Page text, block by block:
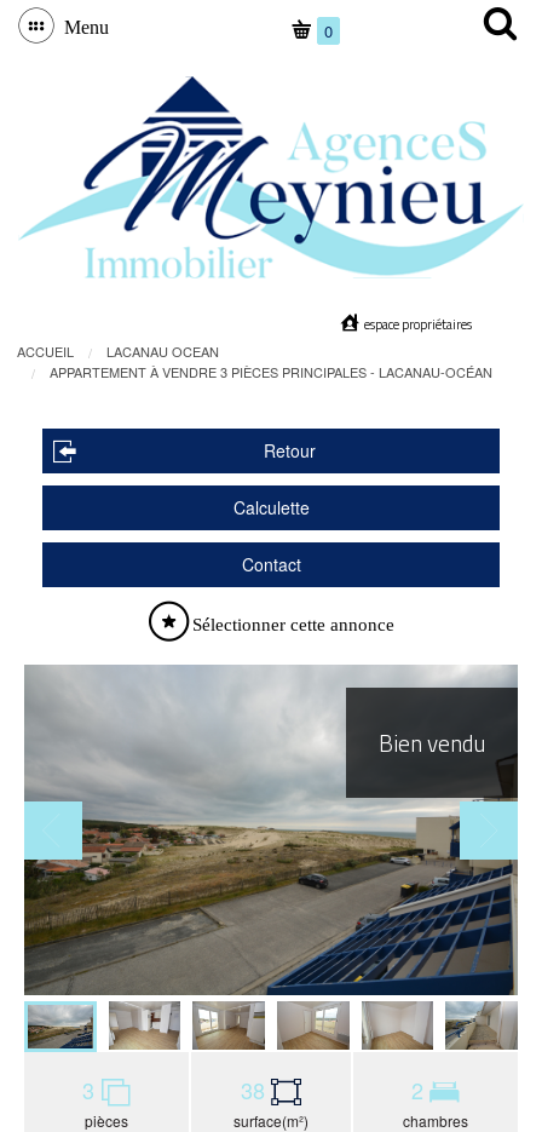
Menu 0
espace propriétaires
ACCUEIL
LACANAU OCEAN
APPARTEMENT À VENDRE 3 PIÈCES PRINCIPALES - LACANAU-OCÉAN
Retour
Calculette
Contact
Sélectionner cette annonce
Bien vendu
3
pièces
38
surface(m²)
2
chambres